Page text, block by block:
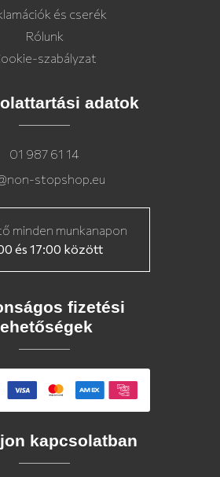
és cserék
Rólunk
szabályzat
adatok
01 987 61 14
stopshop.eu
minden munkanapon
és 17:00 között
fizetési
kapcsolatban